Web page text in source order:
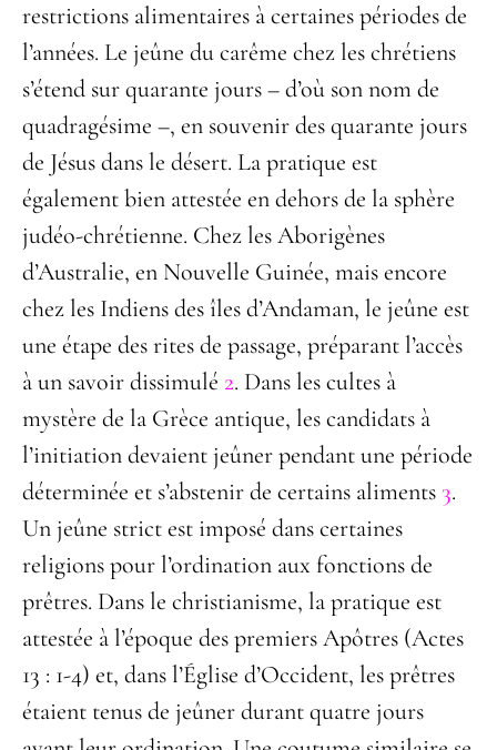
restrictions alimentaires à certaines périodes de
l’années. Le jeûne du carême chez les chrétiens
s’étend sur quarante jours – d’où son nom de
quadragésime –, en souvenir des quarante jours
de Jésus dans le désert. La pratique est
également bien attestée en dehors de la sphère
judéo-chrétienne. Chez les Aborigènes
d’Australie, en Nouvelle Guinée, mais encore
chez les Indiens des îles d’Andaman, le jeûne est
une étape des rites de passage, préparant l’accès
à un savoir dissimulé 2. Dans les cultes à
mystère de la Grèce antique, les candidats à
l’initiation devaient jeûner pendant une période
déterminée et s’abstenir de certains aliments 3.
Un jeûne strict est imposé dans certaines
religions pour l’ordination aux fonctions de
prêtres. Dans le christianisme, la pratique est
attestée à l’époque des premiers Apôtres (Actes
13 : 1-4) et, dans l’Église d’Occident, les prêtres
étaient tenus de jeûner durant quatre jours